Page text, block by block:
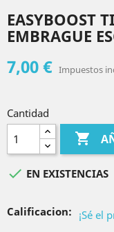
EASYBOOST
EMBRAGUE
7,00 € Impuestos
Cantidad

 EN EXISTENCIAS
Calificacion: ¡Sé el